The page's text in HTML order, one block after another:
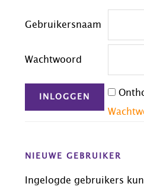
Gebruikersnaam
Wachtwoord
NIEUWE GEBRUIKER
Ingelogde gebruikers